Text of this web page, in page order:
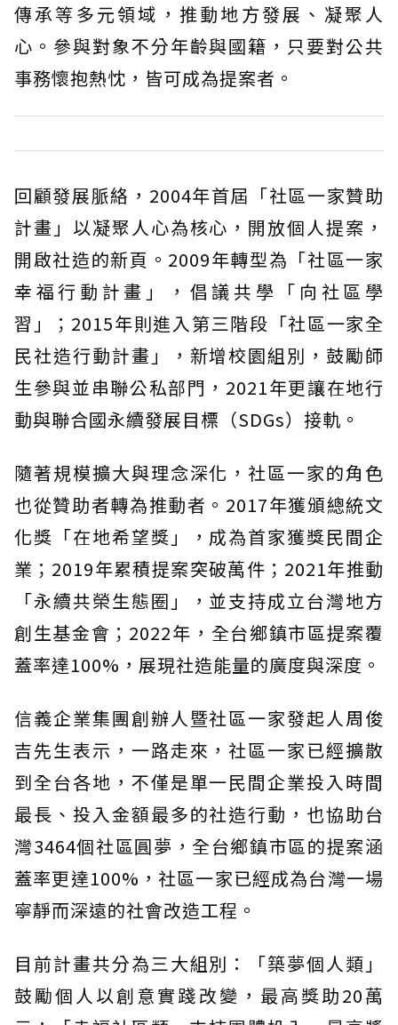
傳承等多元領域，推動地方發展、凝聚人
心。參與對象不分年齡與國籍，只要對公共
事務懷抱熱忱，皆可成為提案者。
回顧發展脈絡，2004年首屆「社區一家贊助
計畫」以凝聚人心為核心，開放個人提案，
開啟社造的新頁。2009年轉型為「社區一家
幸福行動計畫」，倡議共學「向社區學
習」；2015年則進入第三階段「社區一家全
民社造行動計畫」，新增校園組別，鼓勵師
生參與並串聯公私部門，2021年更讓在地行
動與聯合國永續發展目標（SDGs）接軌。
隨著規模擴大與理念深化，社區一家的角色
也從贊助者轉為推動者。2017年獲頒總統文
化獎「在地希望獎」，成為首家獲獎民間企
業；2019年累積提案突破萬件；2021年推動
「永續共榮生態圈」，並支持成立台灣地方
創生基金會；2022年，全台鄉鎮市區提案覆
蓋率達100%，展現社造能量的廣度與深度。
信義企業集團創辦人暨社區一家發起人周俊
吉先生表示，一路走來，社區一家已經擴散
到全台各地，不僅是單一民間企業投入時間
最長、投入金額最多的社造行動，也協助台
灣3464個社區圓夢，全台鄉鎮市區的提案涵
蓋率更達100%，社區一家已經成為台灣一場
寧靜而深遠的社會改造工程。
目前計畫共分為三大組別：「築夢個人類」
鼓勵個人以創意實踐改變，最高獎助20萬